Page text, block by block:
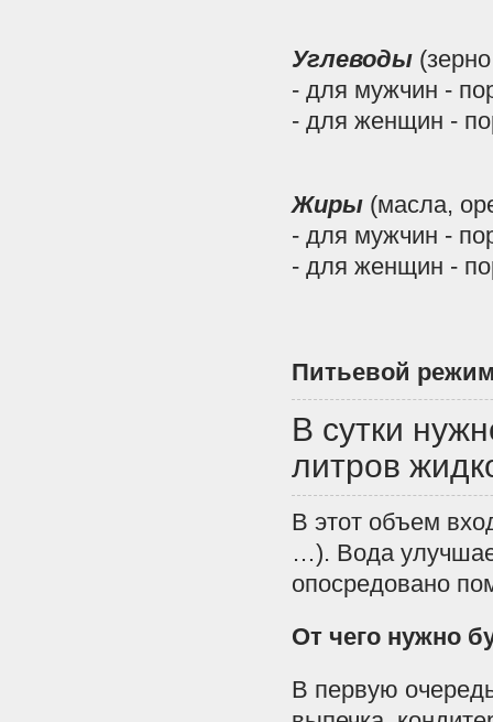
Углеводы
- для мужчин -
- для женщин -
Жиры (масла,
- для мужчин -
- для женщин -
Питьевой
В сутки
литров
В этот объем
…). Вода
опосредовано
От чего нужно
В первую